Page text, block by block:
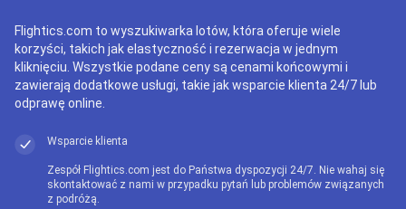
Flightics.com to wyszukiwarka lotów, która oferuje wiele
korzyści, takich jak elastyczność i rezerwacja w jednym
kliknięciu. Wszystkie podane ceny są cenami końcowymi i
zawierają dodatkowe usługi, takie jak wsparcie klienta 24/7 lub
odprawę online.
Wsparcie klienta
Zespół Flightics.com jest do Państwa dyspozycji 24/7. Nie wahaj się
skontaktować z nami w przypadku pytań lub problemów związanych
z podróżą.